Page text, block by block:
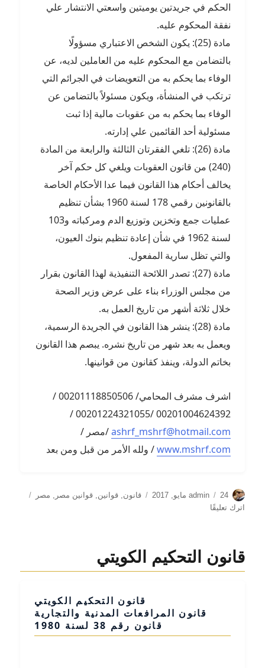
الحكم في جريدتين يوميتين واسعتي الانتشار علي
نفقة المحكوم عليه.
مادة (25): يكون الشخص الاعتباري مسؤولًا
بالتضامن مع المحكوم عليه من العاملين لديه، عن
الوفاء بما يحكم به من التعويضات في الجرائم التي
ترتكب في المنشأة، ويكون مسئولاً بالتضامن عن
الوفاء بما يحكم به من عقوبات مالية إذا ثبت
مسئولية أحد القائمين علي إدارته.
مادة (26): تلغي الفقرتان الثالثة والرابعة من المادة
(240) من قانون العقوبات ويلغي كل حكم آخر
يخالف أحكام هذا القانون فيما عدا الأحكام الخاصة
بالقانونين رقمي 178 لسنة 1960 بشأن تنظيم
عمليات جمع وتخزين وتوزيع الدم ومركباته و103
لسنة 1962 في شأن إعادة تنظيم بنوك العيون،
والتي تظل سارية المفعول.
مادة (27): تصدر اللائحة التنفيذية لهذا القانون بقرار
من مجلس الوزراء بناء على عرض وزير الصحة
خلال ثلاثة أشهر من تاريخ العمل به.
مادة (28): ينشر هذا القانون في الجريدة الرسمية،
ويعمل به بعد شهر من تاريخ نشره. يبصم هذا القانون
بخاتم الدولة، وينفذ كقانون من قوانينها.
اشرف مشرف المحامي/ 00201118850506 /
00201004624392 /00201224321055 /
ashrf_mshrf@hotmail.com/مصر /
www.mshrf.com/ ولله الأمر من قبل ومن بعد
الكاتبadmin
نُشرت
في
24 مايو, 2017 التصنيفات
قانون,قوانين,قوانين مصر , مصر
اترك تعليقًا
الأعضاء
البشرية
قانون التحكيم الكويتي
قانون التحكيم الكويتي
قانون المرافعات المدنية والتجارية
قانون رقم 38 لسنة 1980